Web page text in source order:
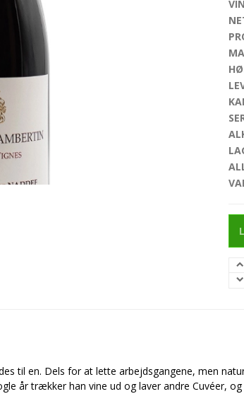
til en. Dels for at lette arbejdsgangene, men
år trækker han vine ud og laver andre Cuvéer,